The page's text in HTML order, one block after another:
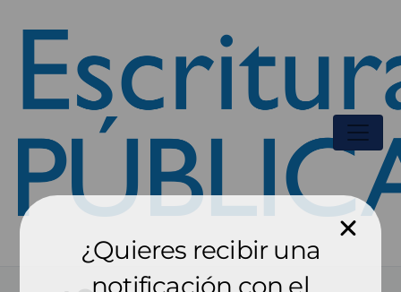
¿Quieres recibir una
notificación con el